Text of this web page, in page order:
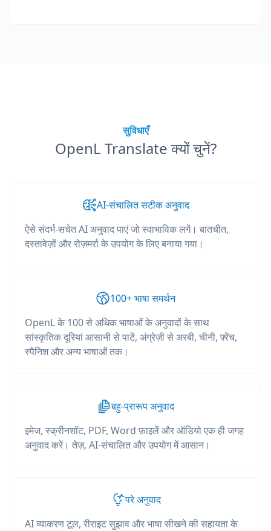
सुविधाएँ
OpenL Translate क्यों चुनें?
AI-संचालित सटीक अनुवाद
ऐसे संदर्भ-सचेत AI अनुवाद पाएं जो स्वाभाविक लगें। बातचीत,
दस्तावेज़ों और रोज़मर्रा के उपयोग के लिए बनाया गया।
100+ भाषा समर्थन
OpenL के 100 से अधिक भाषाओं के अनुवादों के साथ
सांस्कृतिक दूरियां आसानी से पाटें, अंग्रेज़ी से अरबी, चीनी, फ़्रेंच,
स्पैनिश और अन्य भाषाओं तक।
बहु-प्रारूप अनुवाद
इमेज, स्क्रीनशॉट, PDF, Word फ़ाइलें और ऑडियो एक ही जगह
अनुवाद करें। तेज़, AI-संचालित और उपयोग में आसान।
परे अनुवाद
AI व्याकरण टूल, रीराइट सुझाव और भाषा सीखने की सहायता के